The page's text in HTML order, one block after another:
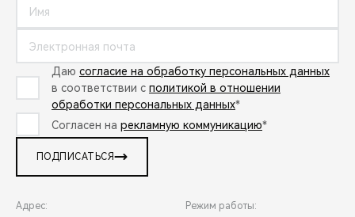
Даю согласие на обработку персональных данных
в соответствии с политикой в отношении
обработки персональных данных*
Согласен на рекламную коммуникацию*
ПОДПИСАТЬСЯ
Адрес: Режим работы: